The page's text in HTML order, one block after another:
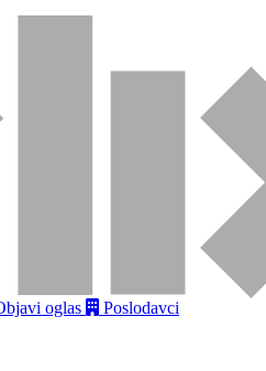
oglas Poslodavci